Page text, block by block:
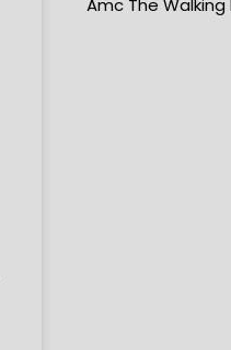
Amc The Walking